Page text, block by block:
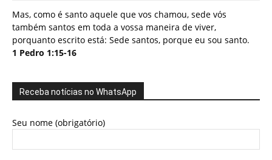
Mas, como é santo aquele que vos chamou, sede vós
também santos em toda a vossa maneira de viver,
porquanto escrito está: Sede santos, porque eu sou santo.
1 Pedro 1:15-16
Receba notícias no WhatsApp
Seu nome (obrigatório)